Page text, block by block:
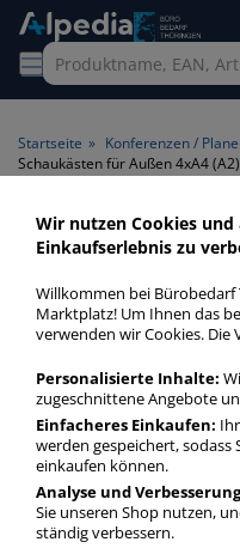
Startseite »
Schaukästen für Außen 4xA4 (A2)
Schaukästen
(A2) >
Schaukästen für Außen
4xA4 (A2) mit unserer
Schaukästen für
mehr Infos zur
Wir nutzen Cookies
Einkaufserlebnis zu
Willkommen bei
Marktplatz! Um Ihnen das
verwenden wir Cookies. Die
Personalisierte Inhalte:
zugeschnittene Angebote
Einfacheres Einkaufen:
werden gespeichert,
einkaufen können.
Analyse und
Sie unseren Shop nutzen,
ständig verbessern.